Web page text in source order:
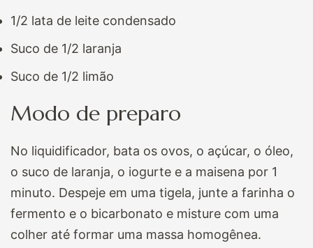
1/2 lata de leite condensado
Suco de 1/2 laranja
Suco de 1/2 limão
Modo de preparo
No liquidificador, bata os ovos, o açúcar, o óleo,
o suco de laranja, o iogurte e a maisena por 1
minuto. Despeje em uma tigela, junte a farinha o
fermento e o bicarbonato e misture com uma
colher até formar uma massa homogênea.